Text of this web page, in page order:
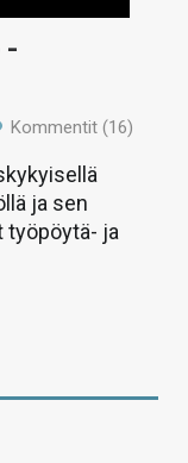
-
Kommentit (16)
ja sen
työpöytä- ja